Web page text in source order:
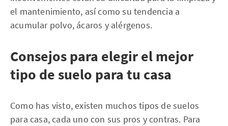
el mantenimiento, así como su tendencia a
acumular polvo, ácaros y alérgenos.
Consejos para elegir el mejor
tipo de suelo para tu casa
Como has visto, existen muchos tipos de suelos
para casa, cada uno con sus pros y contras. Para